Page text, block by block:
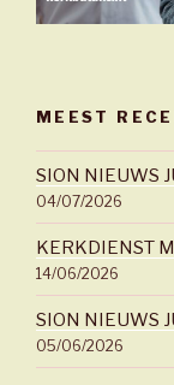
MEEST
SION NIEUWS
04/07/2026
KERKDIENST
14/06/2026
SION NIEUWS
05/06/2026